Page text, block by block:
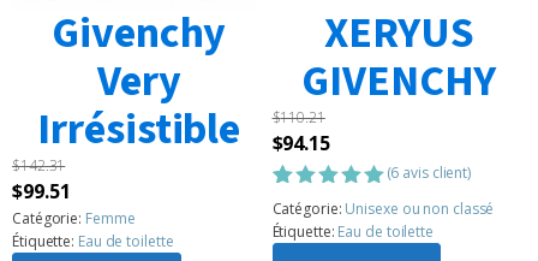
Givenchy
Very
Irrésistible
$142.31
Le
prix
initial
$99.51
prix
actuel
Catégorie: Femme
Étiquette: Eau de toilette
XERYUS
GIVENCHY
$110.21
Le
prix
initial
était :
$94.15Le
prix
actuel
est :
Noté5.00
sur 5
basé sur
6
(6 avis client)
Catégorie: Unisexe ou non classé
Étiquette: Eau de toilette